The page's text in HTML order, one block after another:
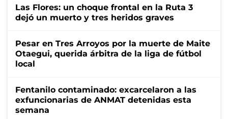
Las Flores: un choque frontal en la Ruta 3
dejó un muerto y tres heridos graves
Pesar en Tres Arroyos por la muerte de Maite
Otaegui, querida árbitra de la liga de fútbol
local
Fentanilo contaminado: excarcelaron a las
exfuncionarias de ANMAT detenidas esta
semana